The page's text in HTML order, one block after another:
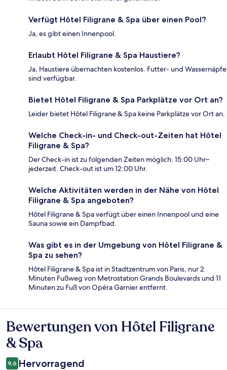
Verfügt Hôtel Filigrane & Spa über einen Pool?
Ja, es gibt einen Innenpool.
Erlaubt Hôtel Filigrane & Spa Haustiere?
Ja, Haustiere übernachten kostenlos. Futter- und Wassernäpfe
sind verfügbar.
Bietet Hôtel Filigrane & Spa Parkplätze vor Ort an?
Leider bietet Hôtel Filigrane & Spa keine Parkplätze vor Ort an.
Welche Check-in- und Check-out-Zeiten hat Hôtel
Filigrane & Spa?
Der Check-in ist zu folgenden Zeiten möglich: 15:00 Uhr–
jederzeit. Check-out ist um 12:00 Uhr.
Welche Aktivitäten werden in der Nähe von Hôtel
Filigrane & Spa angeboten?
Hôtel Filigrane & Spa verfügt über einen Innenpool und eine
Sauna sowie ein Dampfbad.
Was gibt es in der Umgebung von Hôtel Filigrane &
Spa zu sehen?
Hôtel Filigrane & Spa ist in Stadtzentrum von Paris, nur 2
Minuten Fußweg von Metrostation Grands Boulevards und 11
Minuten zu Fuß von Opéra Garnier entfernt.
Bewertungen
Bewertungen von Hôtel Filigrane
& Spa
9,6 Hervorragend